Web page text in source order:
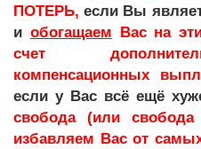
ПОТЕРЬ, если Вы
и обогащаем Вас на
счет
компенсационных
если у Вас всё ещё
свобода (или
избавляем Вас от